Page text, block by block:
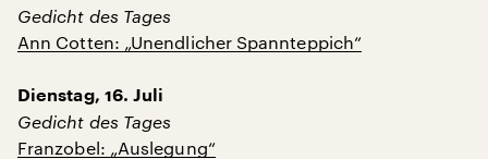
Gedicht des Tages
Ann Cotten: „Unendlicher Spannteppich“
Dienstag, 16. Juli
Gedicht des Tages
Franzobel: „Auslegung“